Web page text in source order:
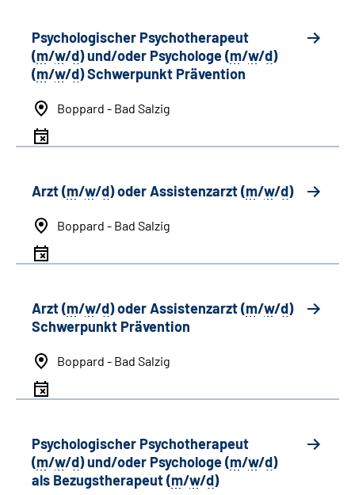
Psychologischer Psychotherapeut
(m/w/d) und/oder Psychologe (m/w/d)
(m/w/d) Schwerpunkt Prävention
Boppard - Bad Salzig
Arzt (m/w/d) oder Assistenzarzt (m/w/d)
Boppard - Bad Salzig
Arzt (m/w/d) oder Assistenzarzt (m/w/d)
Schwerpunkt Prävention
Boppard - Bad Salzig
Psychologischer Psychotherapeut
(m/w/d) und/oder Psychologe (m/w/d)
als Bezugstherapeut (m/w/d)